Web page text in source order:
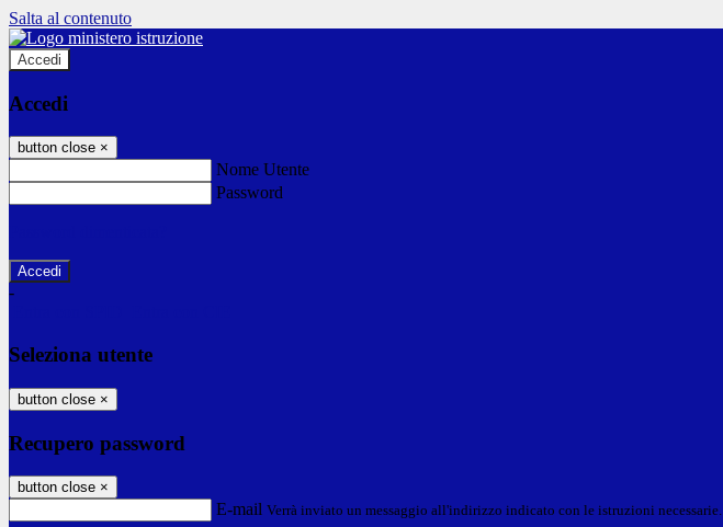
Salta al contenuto
Accedi
Accedi
button close ×
Nome Utente
Password
-
Seleziona utente
button close ×
Recupero password
button close ×
E-mail Verrà inviato un messaggio all'indirizzo indicato con le istruzioni necessarie.